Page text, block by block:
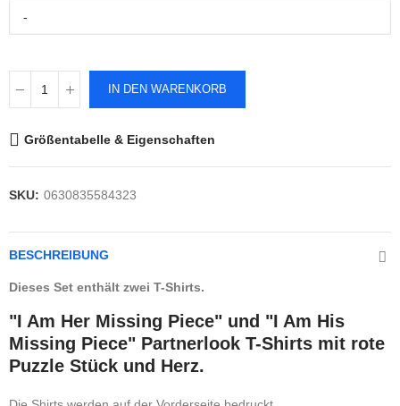
-
IN DEN WARENKORB
Größentabelle & Eigenschaften
SKU: 0630835584323
BESCHREIBUNG
Dieses Set enthält zwei T-Shirts.
"I Am Her Missing Piece" und "I Am His
Missing Piece" Partnerlook T-Shirts mit rote
Puzzle Stück und Herz.